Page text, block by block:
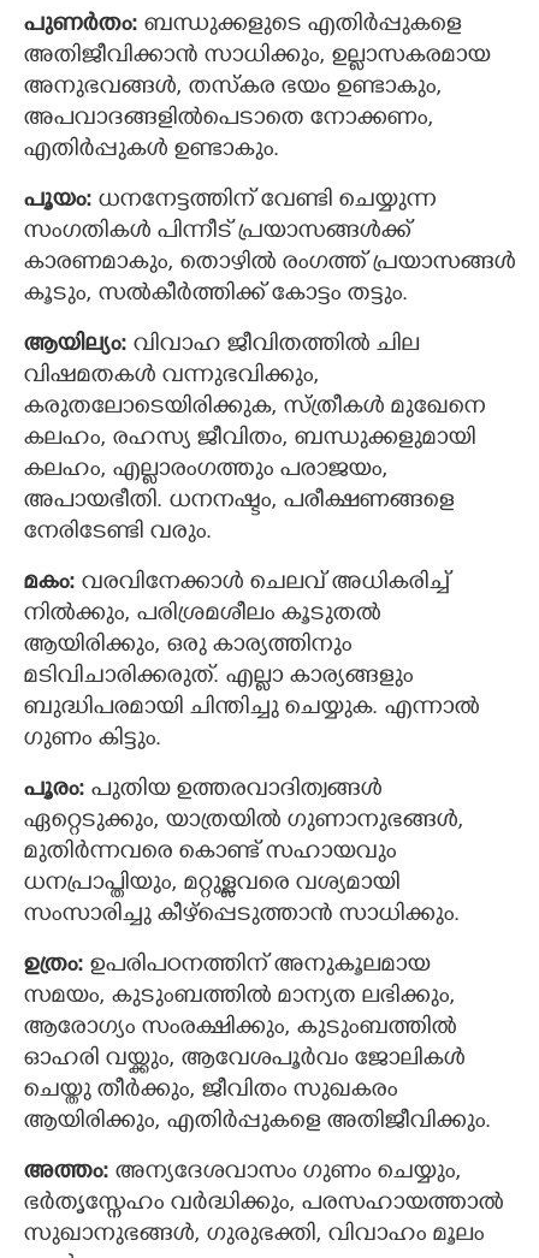
പുണര്‍തം: ബന്ധുക്കളുടെ എതിര്‍പ്പുകളെ
അതിജീവിക്കാന്‍ സാധിക്കും, ഉല്ലാസകരമായ
അനുഭവങ്ങൾ, തസ്കര ഭയം ഉണ്ടാകും,
അപവാദങ്ങളില്‍പെടാതെ നോക്കണം,
എതിര്‍പ്പുകള്‍ ഉണ്ടാകും.
പൂയം: ധനനേട്ടത്തിന് വേണ്ടി ചെയ്യുന്ന
സംഗതികള്‍ പിന്നീട് പ്രയാസങ്ങള്‍ക്ക്
കാരണമാകും, തൊഴില്‍ രംഗത്ത് പ്രയാസങ്ങള്‍
കൂടും, സല്‍കീര്‍ത്തിക്ക് കോട്ടം തട്ടും.
ആയില്യം: വിവാഹ ജീവിതത്തില്‍ ചില
വിഷമതകള്‍ വന്നുഭവിക്കും,
കരുതലോടെയിരിക്കുക, സ്ത്രീകള്‍ മുഖേനെ
കലഹം, രഹസ്യ ജീവിതം, ബന്ധുക്കളുമായി
കലഹം, എല്ലാരംഗത്തും പരാജയം,
അപായഭീതി. ധനനഷ്ടം, പരീക്ഷണങ്ങളെ
നേരിടേണ്ടി വരും.
മകം: വരവിനേക്കാള്‍ ചെലവ് അധികരിച്ച്
നില്‍ക്കും, പരിശ്രമശീലം കൂടുതല്‍
ആയിരിക്കും, ഒരു കാര്യത്തിനും
മടിവിചാരിക്കരുത്. എല്ലാ കാര്യങ്ങളും
ബുദ്ധിപരമായി ചിന്തിച്ചു ചെയ്യുക. എന്നാല്‍
ഗുണം കിട്ടും.
പൂരം:‍ പുതിയ ഉത്തരവാദിത്വങ്ങള്‍
ഏറ്റെടുക്കും, യാത്രയില്‍ ഗുണാനുഭങ്ങള്‍,
മുതിര്‍ന്നവരെ കൊണ്ട് സഹായവും
ധനപ്രാപ്തിയും, മറ്റുള്ളവരെ വശ്യമായി
സംസാരിച്ചു കീഴ്പ്പെടുത്താന്‍ സാധിക്കും.
ഉത്രം: ഉപരിപഠനത്തിന് അനുകൂലമായ
സമയം, കുടുംബത്തില്‍ മാന്യത ലഭിക്കും,
ആരോഗ്യം സംരക്ഷിക്കും, കുടുംബത്തില്‍
ഓഹരി വയ്ക്കും, ആവേശപൂര്‍വം ജോലികള്‍
ചെയ്തു തീര്‍ക്കും, ജീവിതം സുഖകരം
ആയിരിക്കും, എതിര്‍പ്പുകളെ അതിജീവിക്കും.
അത്തം: അന്യദേശവാസം ഗുണം ചെയ്യും,
ഭര്‍തൃസ്നേഹം വര്‍ദ്ധിക്കും, പരസഹായത്താല്‍
സുഖാനുഭങ്ങള്‍, ഗുരുഭക്തി, വിവാഹം മൂലം